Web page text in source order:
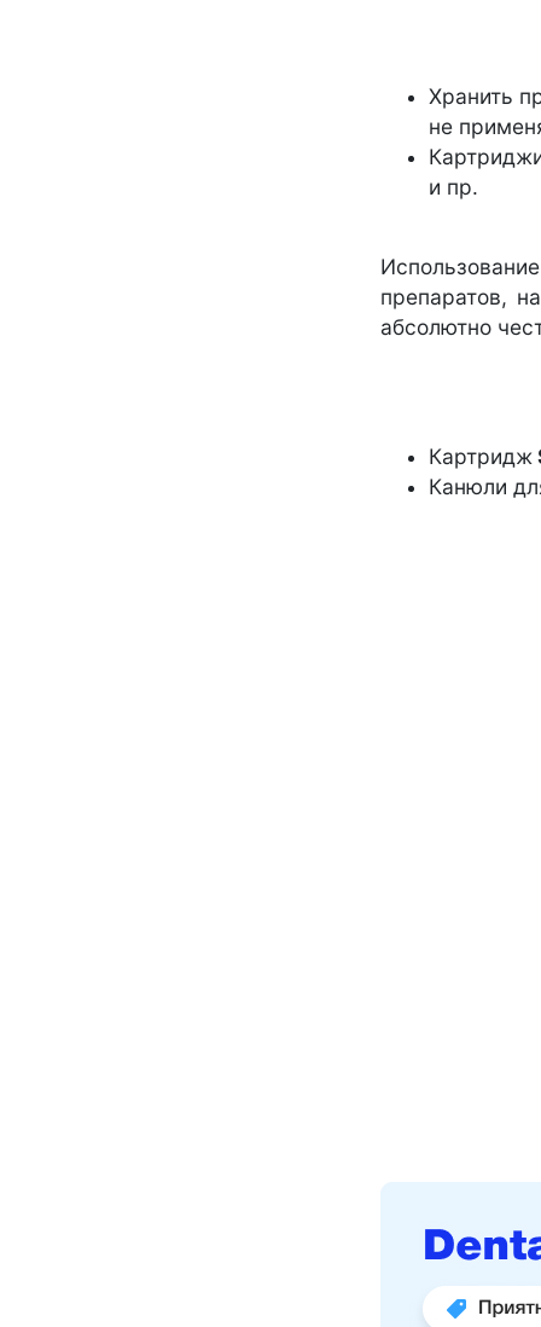
Хранить
не
и пр.
препаратов,
абсолютно
Картридж
Канюли